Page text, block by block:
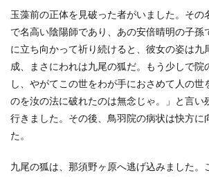
玉藻前の正体を見破った者がいました。その
で名高い陰陽師であり、あの安倍晴明の子孫
に立ち向かって祈り続けると、彼女の姿は九
成、まさにわれは九尾の狐だ。もう少しで院
し、やがてこの世をわが手におさめて人の世
のを汝の法に破れたのは無念じゃ。」と言い
行きました。その後、鳥羽院の病状は快方に
た。
九尾の狐は、那須野ヶ原へ逃げ込みました。